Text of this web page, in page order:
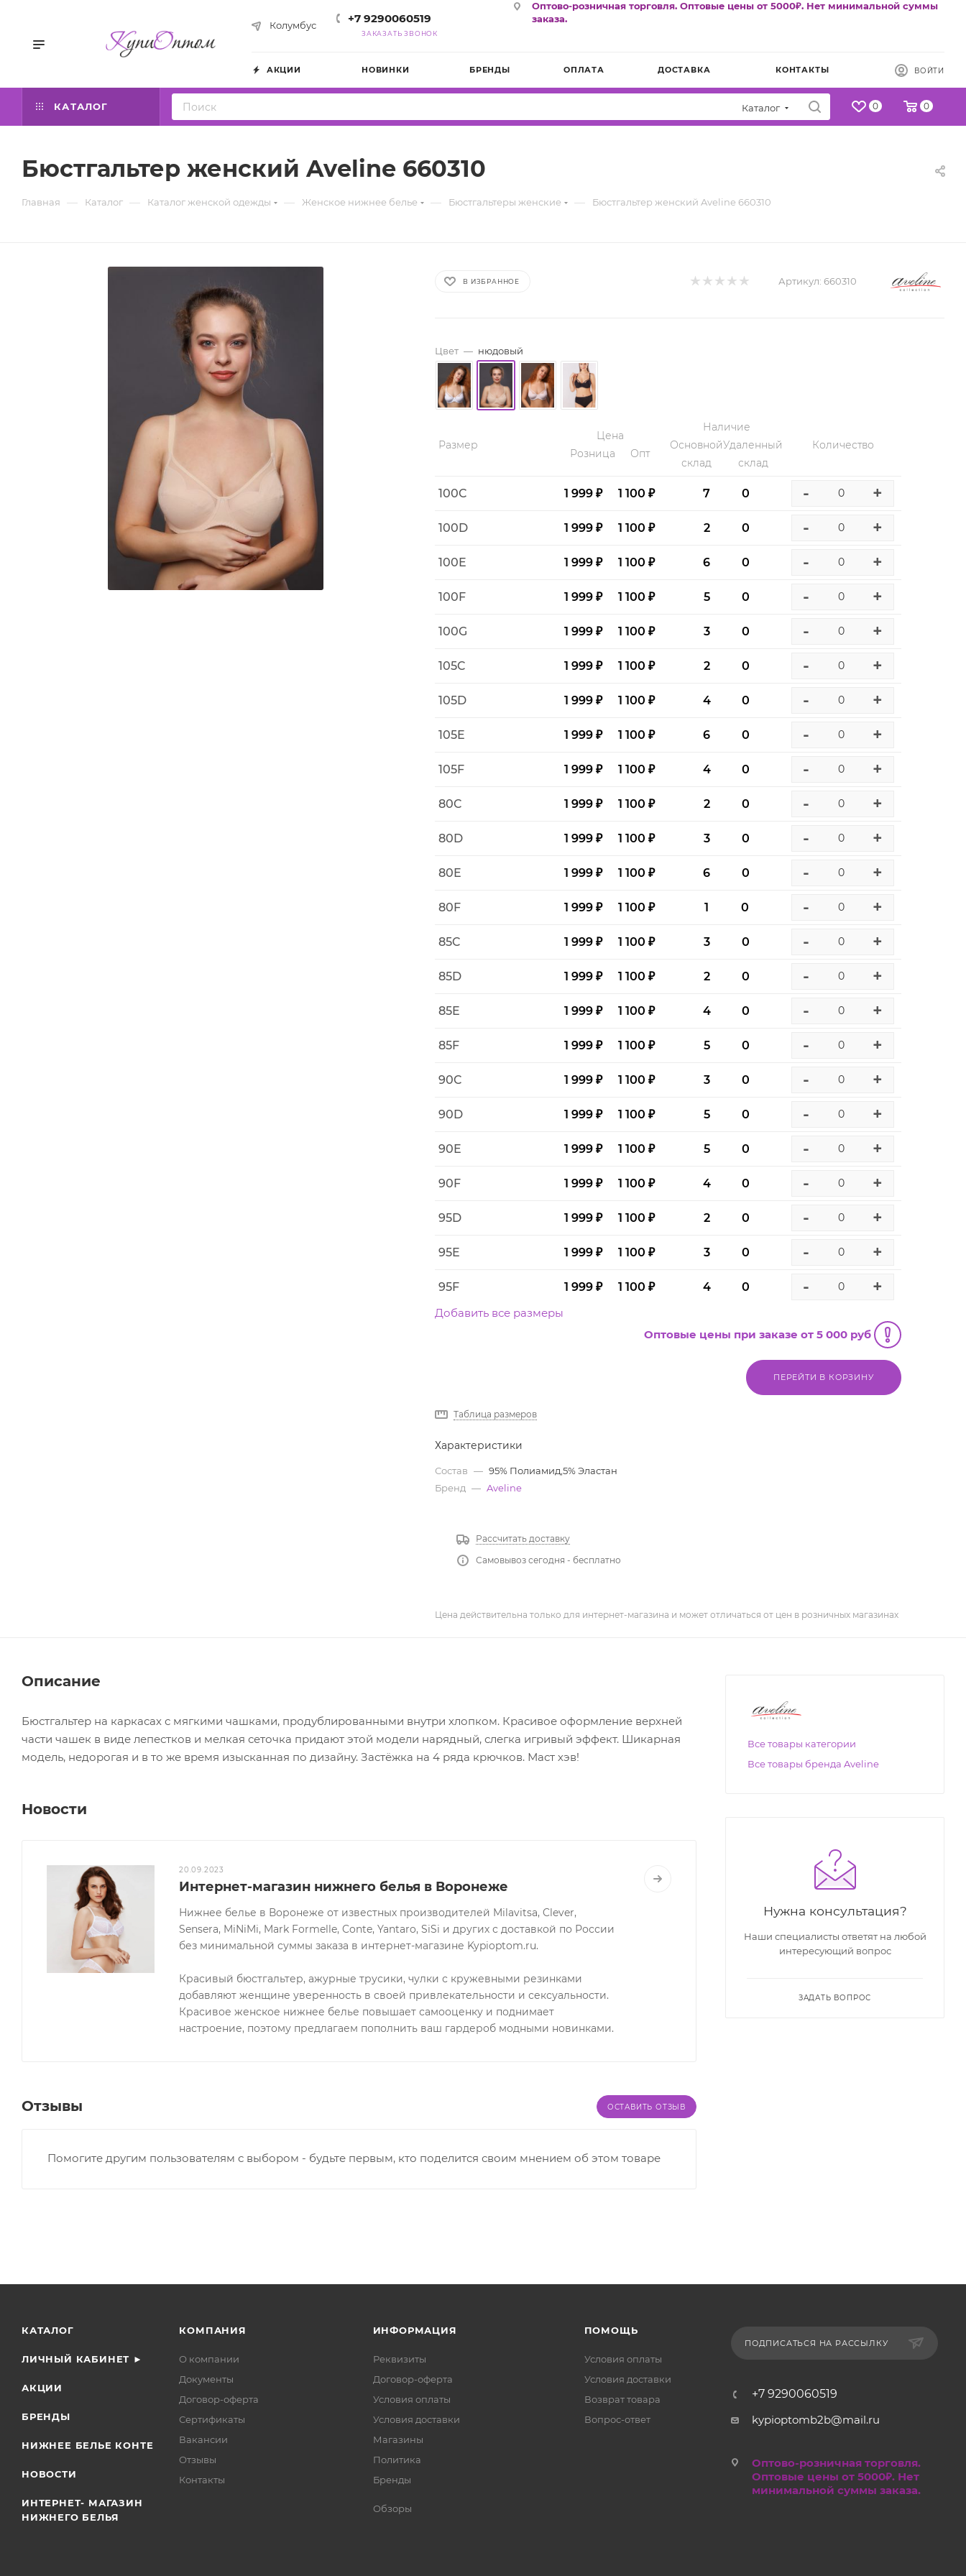
Колумбус +7 9290060519
ЗАКАЗАТЬ ЗВОНОК
Оптово-розничная торговля. Оптовые цены от 5000₽. Нет минимальной суммы
заказа.
АКЦИИ НОВИНКИ БРЕНДЫ ОПЛАТА ДОСТАВКА КОНТАКТЫ ВОЙТИ
КАТАЛОГ Каталог 0 0
Бюстгальтер женский Aveline 660310
Главная — Каталог — Каталог женской одежды — Женское нижнее белье — Бюстгальтеры женские — Бюстгальтер женский Aveline 660310
В ИЗБРАННОЕ Артикул: 660310
Цвет — нюдовый
Размер
Цена
Розница
Опт
Наличие
Основной
склад
Удаленный
склад
Количество
100C 1 999 ₽ 1 100 ₽ 7 0 - +
100D 1 999 ₽ 1 100 ₽ 2 0 - +
100E 1 999 ₽ 1 100 ₽ 6 0 - +
100F 1 999 ₽ 1 100 ₽ 5 0 - +
100G 1 999 ₽ 1 100 ₽ 3 0 - +
105C 1 999 ₽ 1 100 ₽ 2 0 - +
105D 1 999 ₽ 1 100 ₽ 4 0 - +
105E 1 999 ₽ 1 100 ₽ 6 0 - +
105F 1 999 ₽ 1 100 ₽ 4 0 - +
80C 1 999 ₽ 1 100 ₽ 2 0 - +
80D 1 999 ₽ 1 100 ₽ 3 0 - +
80E 1 999 ₽ 1 100 ₽ 6 0 - +
80F 1 999 ₽ 1 100 ₽ 1 0 - +
85C 1 999 ₽ 1 100 ₽ 3 0 - +
85D 1 999 ₽ 1 100 ₽ 2 0 - +
85E 1 999 ₽ 1 100 ₽ 4 0 - +
85F 1 999 ₽ 1 100 ₽ 5 0 - +
90C 1 999 ₽ 1 100 ₽ 3 0 - +
90D 1 999 ₽ 1 100 ₽ 5 0 - +
90E 1 999 ₽ 1 100 ₽ 5 0 - +
90F 1 999 ₽ 1 100 ₽ 4 0 - +
95D 1 999 ₽ 1 100 ₽ 2 0 - +
95E 1 999 ₽ 1 100 ₽ 3 0 - +
95F 1 999 ₽ 1 100 ₽ 4 0 - +
Добавить все размеры
Оптовые цены при заказе от 5 000 руб
ПЕРЕЙТИ В КОРЗИНУ
Таблица размеров
Характеристики
Состав — 95% Полиамид,5% Эластан
Бренд — Aveline
Рассчитать доставку
Самовывоз сегодня - бесплатно
Цена действительна только для интернет-магазина и может отличаться от цен в розничных магазинах
Описание
Бюстгальтер на каркасах с мягкими чашками, продублированными внутри хлопком. Красивое оформление верхней
части чашек в виде лепестков и мелкая сеточка придают этой модели нарядный, слегка игривый эффект. Шикарная
модель, недорогая и в то же время изысканная по дизайну. Застёжка на 4 ряда крючков. Маст хэв!
Новости
20.09.2023
Интернет-магазин нижнего белья в Воронеже
Нижнее белье в Воронеже от известных производителей Milavitsa, Clever,
Sensera, MiNiMi, Mark Formelle, Conte, Yantaro, SiSi и других с доставкой по России
без минимальной суммы заказа в интернет-магазине Kypioptom.ru.
Красивый бюстгальтер, ажурные трусики, чулки с кружевными резинками
добавляют женщине уверенность в своей привлекательности и сексуальности.
Красивое женское нижнее белье повышает самооценку и поднимает
настроение, поэтому предлагаем пополнить ваш гардероб модными новинками.
Отзывы ОСТАВИТЬ ОТЗЫВ
Помогите другим пользователям с выбором - будьте первым, кто поделится своим мнением об этом товаре
Все товары категории
Все товары бренда Aveline
Нужна консультация?
Наши специалисты ответят на любой
интересующий вопрос
ЗАДАТЬ ВОПРОС
КАТАЛОГ
ЛИЧНЫЙ КАБИНЕТ ►
АКЦИИ
БРЕНДЫ
НИЖНЕЕ БЕЛЬЕ КОНТЕ
НОВОСТИ
ИНТЕРНЕТ- МАГАЗИН
НИЖНЕГО БЕЛЬЯ
КОМПАНИЯ
О компании
Документы
Договор-оферта
Сертификаты
Вакансии
Отзывы
Контакты
ИНФОРМАЦИЯ
Реквизиты
Договор-оферта
Условия оплаты
Условия доставки
Магазины
Политика
Бренды
Обзоры
ПОМОЩЬ
Условия оплаты
Условия доставки
Возврат товара
Вопрос-ответ
ПОДПИСАТЬСЯ НА РАССЫЛКУ
+7 9290060519
kypioptomb2b@mail.ru
Оптово-розничная торговля.
Оптовые цены от 5000₽. Нет
минимальной суммы заказа.